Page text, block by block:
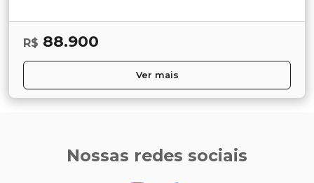
R$ 88.900
Ver mais
Nossas redes sociais